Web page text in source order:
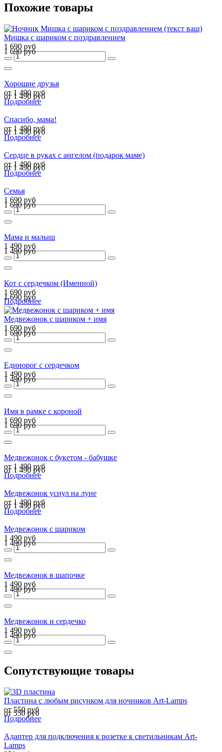
Похожие товары
Мишка с шариком с поздравлением
1 690 руб
1 690 руб
Хорошие друзья
от 1 490 руб
от 1 490 руб
Подробнее
Спасибо, мама!
от 1 490 руб
от 1 490 руб
Подробнее
Сердце в руках с ангелом (подарок маме)
от 1 490 руб
от 1 490 руб
Подробнее
Семья
1 690 руб
1 690 руб
Мама и малыш
1 490 руб
1 490 руб
Кот с сердечком (Именной)
1 690 руб
1 690 руб
Подробнее
Медвежонок с шариком + имя
1 690 руб
1 690 руб
Единорог с сердечком
1 490 руб
1 490 руб
Имя в рамке с короной
1 690 руб
1 690 руб
Медвежонок с букетом - бабушке
от 1 490 руб
от 1 490 руб
Подробнее
Медвежонок уснул на луне
от 1 490 руб
от 1 490 руб
Подробнее
Медвежонок с шариком
1 490 руб
1 490 руб
Медвежонок в шапочке
1 490 руб
1 490 руб
Медвежонок и сердечко
1 490 руб
1 490 руб
Сопутствующие товары
Пластина с любым рисунком для ночников Art-Lamps
от 550 руб
от 550 руб
Подробнее
Адаптер для подключения к розетке к светильникам Art-
Lamps